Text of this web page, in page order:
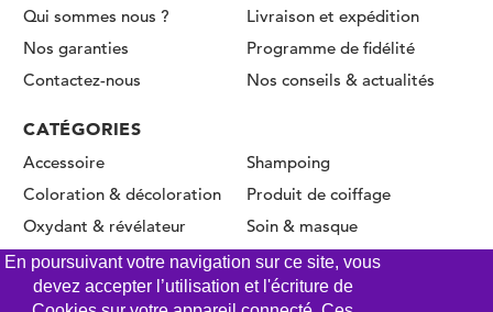
Qui sommes nous ?
Livraison et expédition
Nos garanties
Programme de fidélité
Contactez-nous
Nos conseils & actualités
CATÉGORIES
Accessoire
Coloration & décoloration
Oxydant & révélateur
Permanente & Lissage
Shampoing
Produit de coiffage
Soin & masque
En poursuivant votre navigation sur ce site, vous
devez accepter l’utilisation et l'écriture de